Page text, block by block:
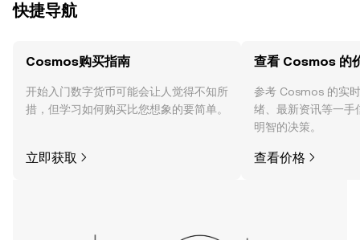
快捷导航
Cosmos购买指南
开始入门数字货币可能会让人觉得不知所
措，但学习如何购买比您想象的要简单。
立即获取
查看 Cosmos 的
参考 Cosmos 的实
绪、最新资讯等一手
明智的决策。
查看价格